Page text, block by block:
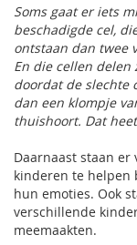
Soms gaat er iets
beschadigde cel,
ontstaan dan twee
En die cellen delen
doordat de slechte
dan een klompje
thuishoort. Dat
Daarnaast staan
kinderen te helpen
hun emoties. Ook
verschillende
meemaakten.